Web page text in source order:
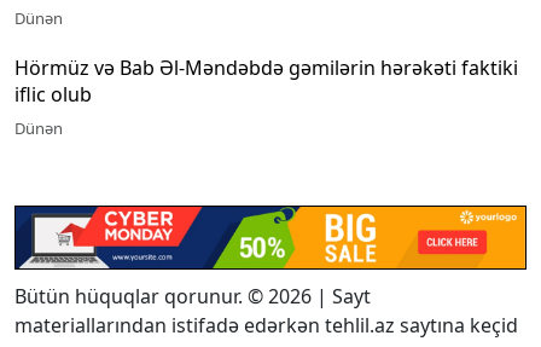
Dünən
Hörmüz və Bab Əl-Məndəbdə gəmilərin hərəkəti faktiki
iflic olub
Dünən
Bütün hüquqlar qorunur. © 2026 | Sayt
materiallarından istifadə edərkən tehlil.az saytına keçid